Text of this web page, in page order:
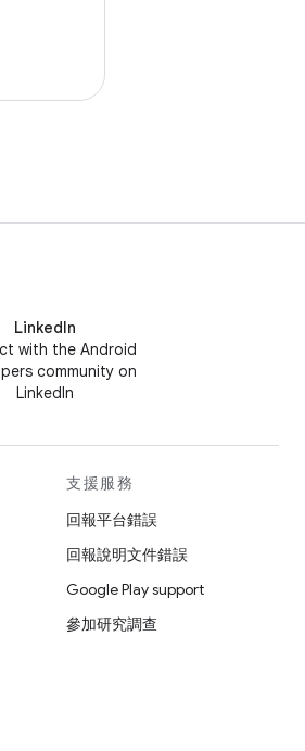
LinkedIn
with the Android
community on
LinkedIn
支援服務
回報平台錯誤
回報說明文件錯誤
Google Play support
參加研究調查